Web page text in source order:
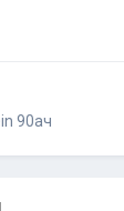
90ач